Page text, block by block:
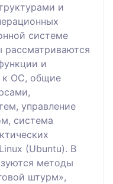
и
системе
рассматриваются
и
к ОС, общие
управление
система
(Ubuntu). В
методы
штурм»,